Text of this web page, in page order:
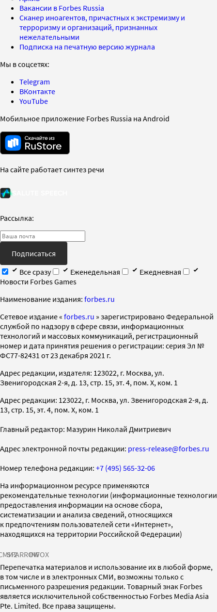
Вакансии в Forbes Russia
Сканер иноагентов, причастных к экстремизму и
терроризму и организаций, признанных
нежелательными
Подписка на печатную версию журнала
Мы в соцсетях:
Telegram
ВКонтакте
YouTube
Мобильное приложение Forbes Russia на Android
На сайте работает синтез речи
Рассылка:
Подписаться
Все сразу
Еженедельная
Ежедневная
Новости Forbes Games
Наименование издания: forbes.ru
Cетевое издание « forbes.ru » зарегистрировано Федеральной
службой по надзору в сфере связи, информационных
технологий и массовых коммуникаций, регистрационный
номер и дата принятия решения о регистрации: серия Эл №
ФС77-82431 от 23 декабря 2021 г.
Адрес редакции, издателя: 123022, г. Москва, ул.
Звенигородская 2-я, д. 13, стр. 15, эт. 4, пом. X, ком. 1
Адрес редакции: 123022, г. Москва, ул. Звенигородская 2-я, д.
13, стр. 15, эт. 4, пом. X, ком. 1
Главный редактор: Мазурин Николай Дмитриевич
Адрес электронной почты редакции: press-release@forbes.ru
Номер телефона редакции: +7 (495) 565-32-06
На информационном ресурсе применяются
рекомендательные технологии (информационные технологии
предоставления информации на основе сбора,
систематизации и анализа сведений, относящихся
к предпочтениям пользователей сети «Интернет»,
находящихся на территории Российской Федерации)
SPARROWINFOX
Перепечатка материалов и использование их в любой форме,
в том числе и в электронных СМИ, возможны только с
письменного разрешения редакции. Товарный знак Forbes
является исключительной собственностью Forbes Media Asia
Pte. Limited. Все права защищены.